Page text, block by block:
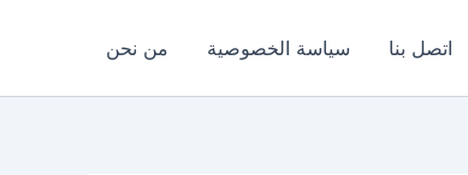
اتصل بنا سياسة الخصوصية من نحن